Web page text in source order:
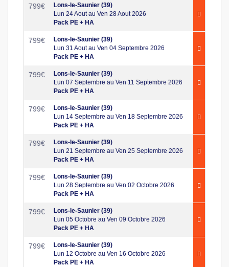
799€
Lons-le-Saunier (39)
Lun 24 Aout au Ven 28 Aout 2026
Pack PE + HA
799€
Lons-le-Saunier (39)
Lun 31 Aout au Ven 04 Septembre 2026
Pack PE + HA
799€
Lons-le-Saunier (39)
Lun 07 Septembre au Ven 11 Septembre 2026
Pack PE + HA
799€
Lons-le-Saunier (39)
Lun 14 Septembre au Ven 18 Septembre 2026
Pack PE + HA
799€
Lons-le-Saunier (39)
Lun 21 Septembre au Ven 25 Septembre 2026
Pack PE + HA
799€
Lons-le-Saunier (39)
Lun 28 Septembre au Ven 02 Octobre 2026
Pack PE + HA
799€
Lons-le-Saunier (39)
Lun 05 Octobre au Ven 09 Octobre 2026
Pack PE + HA
799€
Lons-le-Saunier (39)
Lun 12 Octobre au Ven 16 Octobre 2026
Pack PE + HA